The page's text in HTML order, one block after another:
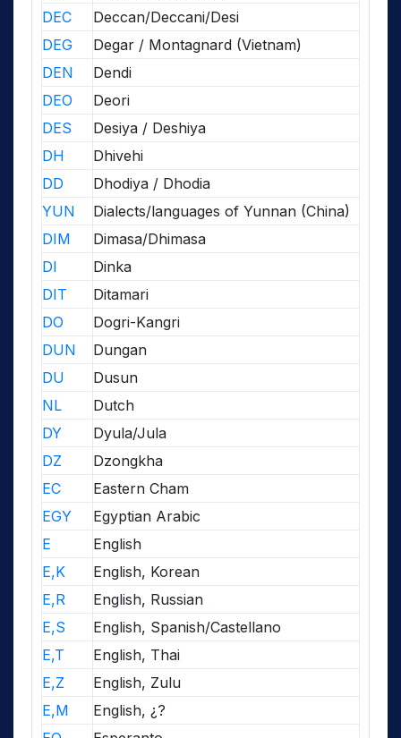
DEC
Deccan/Deccani/Desi
DEG
Degar / Montagnard (Vietnam)
DEN
Dendi
DEO
Deori
DES
Desiya / Deshiya
DH
Dhivehi
DD
Dhodiya / Dhodia
YUN
Dialects/languages of Yunnan (China)
DIM
Dimasa/Dhimasa
DI
Dinka
DIT
Ditamari
DO
Dogri-Kangri
DUN
Dungan
DU
Dusun
NL
Dutch
DY
Dyula/Jula
DZ
Dzongkha
EC
Eastern Cham
EGY
Egyptian Arabic
E
English
E,K
English, Korean
E,R
English, Russian
E,S
English, Spanish/Castellano
E,T
English, Thai
E,Z
English, Zulu
E,M
English, ¿?